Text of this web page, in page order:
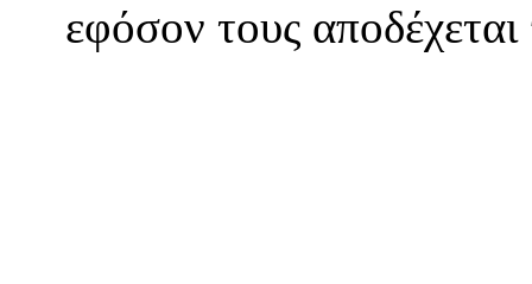
εφόσον τους